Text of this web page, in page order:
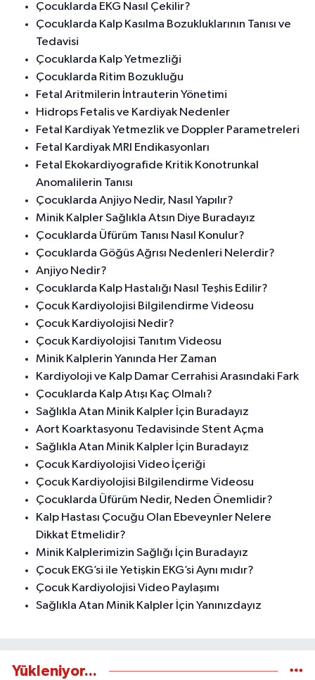
Çocuklarda EKG Nasıl Çekilir?
Çocuklarda Kalp Kasılma Bozukluklarının Tanısı ve
Tedavisi
Çocuklarda Kalp Yetmezliği
Çocuklarda Ritim Bozukluğu
Fetal Aritmilerin İntrauterin Yönetimi
Hidrops Fetalis ve Kardiyak Nedenler
Fetal Kardiyak Yetmezlik ve Doppler Parametreleri
Fetal Kardiyak MRI Endikasyonları
Fetal Ekokardiyografide Kritik Konotrunkal
Anomalilerin Tanısı
Çocuklarda Anjiyo Nedir, Nasıl Yapılır?
Minik Kalpler Sağlıkla Atsın Diye Buradayız
Çocuklarda Üfürüm Tanısı Nasıl Konulur?
Çocuklarda Göğüs Ağrısı Nedenleri Nelerdir?
Anjiyo Nedir?
Çocuklarda Kalp Hastalığı Nasıl Teşhis Edilir?
Çocuk Kardiyolojisi Bilgilendirme Videosu
Çocuk Kardiyolojisi Nedir?
Çocuk Kardiyolojisi Tanıtım Videosu
Minik Kalplerin Yanında Her Zaman
Kardiyoloji ve Kalp Damar Cerrahisi Arasındaki Fark
Çocuklarda Kalp Atışı Kaç Olmalı?
Sağlıkla Atan Minik Kalpler İçin Buradayız
Aort Koarktasyonu Tedavisinde Stent Açma
Sağlıkla Atan Minik Kalpler İçin Buradayız
Çocuk Kardiyolojisi Video İçeriği
Çocuk Kardiyolojisi Bilgilendirme Videosu
Çocuklarda Üfürüm Nedir, Neden Önemlidir?
Kalp Hastası Çocuğu Olan Ebeveynler Nelere
Dikkat Etmelidir?
Minik Kalplerimizin Sağlığı İçin Buradayız
Çocuk EKG’si ile Yetişkin EKG’si Aynı mıdır?
Çocuk Kardiyolojisi Video Paylaşımı
Sağlıkla Atan Minik Kalpler İçin Yanınızdayız
Yükleniyor...